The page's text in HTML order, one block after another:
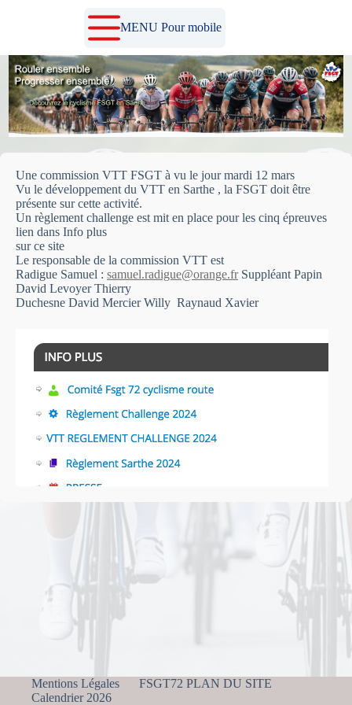
MENU Pour mobile
Une commission VTT FSGT à vu le jour mardi 12 mars
Vu le développement du VTT en Sarthe , la FSGT doit être
présente sur cette activité.
Un règlement challenge est mit en place pour les cinq épreuves
lien dans Info plus
sur ce site
Le responsable de la commission VTT est
Radigue Samuel : samuel.radigue@orange.frSuppléant Papin
David Levoyer Thierry
Duchesne David Mercier Willy Raynaud Xavier
Mentions Légales
FSGT72 PLAN DU SITE
Calendrier 2026